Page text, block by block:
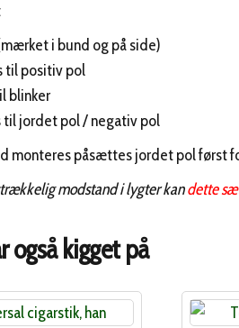
i bund og på side)
til positiv pol
blinker
til jordet pol / negativ pol
monteres påsættes jordet pol først
modstand i lygter kandette
også kigget på